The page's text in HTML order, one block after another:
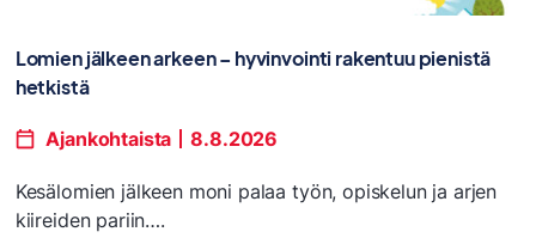
Lomien jälkeen arkeen – hyvinvointi rakentuu pienistä
hetkistä
Ajankohtaista 8.8.2026
Kesälomien jälkeen moni palaa työn, opiskelun ja arjen
kiireiden pariin….